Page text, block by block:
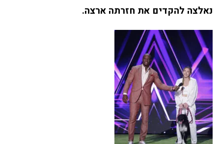
נאלצה להקדים את חזרתה ארצה.